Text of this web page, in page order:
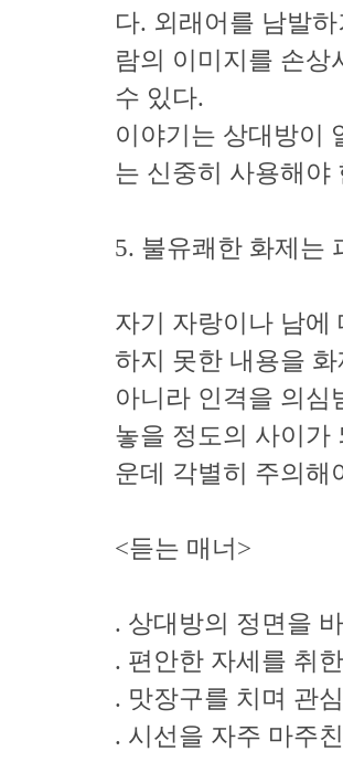
다. 외래어를 남발
람의 이미지를 손상
수 있다.
이야기는 상대방이
는 신중히 사용해야
5. 불유쾌한 화제는
자기 자랑이나 남에
하지 못한 내용을
아니라 인격을 의심
놓을 정도의 사이가
운데 각별히 주의해
<듣는 매너>
. 상대방의 정면을
. 편안한 자세를 취
. 맛장구를 치며 관
. 시선을 자주 마주